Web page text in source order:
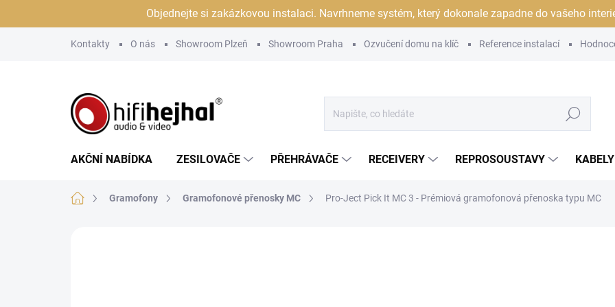
Objednejte si zakázkovou instalaci. Navrhneme systém, který dokonale zapadne do vašeho
Kontakty O nás Showroom Plzeň Showroom Praha Ozvučení domu na klíč Reference instalací
Hledat
AKČNÍ NABÍDKA ZESILOVAČE PŘEHRÁVAČE RECEIVERY REPROSOUSTAVY
Domů Gramofony Gramofonové přenosky MC Pro-Ject Pick It MC 3 - Prémiová gramofonová přenoska typu MC